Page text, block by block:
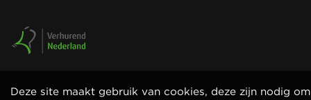
Deze site maakt gebruik van cookies, deze zijn nodig om